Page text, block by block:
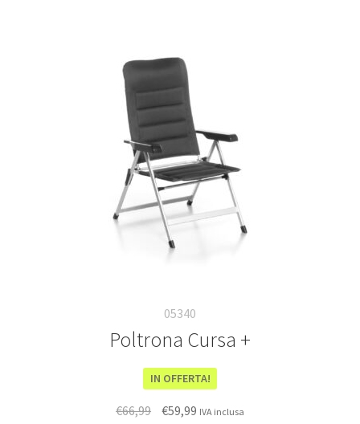
05340
Poltrona Cursa +
IN OFFERTA!
€66,99 €59,99IlIVA inclusa